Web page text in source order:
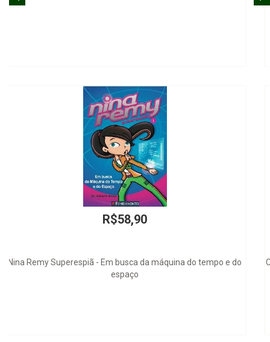
R$64,00
Criminalidade Econômica na Era do Direito Penal Constitucional